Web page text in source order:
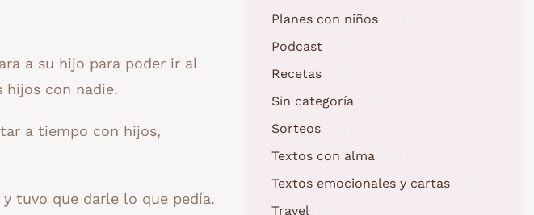
a su hijo para poder ir al
hijos con nadie.
a tiempo con hijos,
tuvo que darle lo que pedía.
Planes con niños
Podcast
Recetas
Sin categoría
Sorteos
Textos con alma
Textos emocionales y cartas
Travel